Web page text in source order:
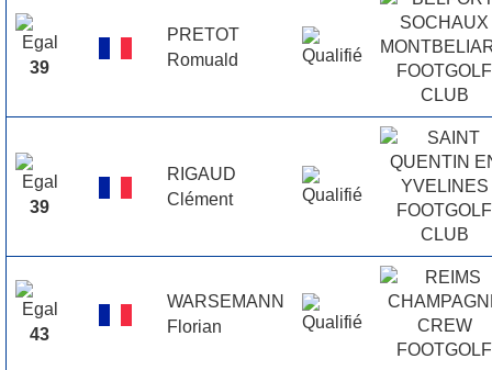
39
PRETOT
Romuald
39
RIGAUD
Clément
43
WARSEMANN
Florian